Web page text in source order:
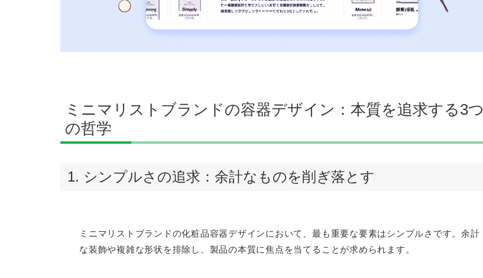
ミニマリストブランドの容器デザイン：本質を追求する3つ
の哲学
1. シンプルさの追求：余計なものを削ぎ落とす
ミニマリストブランドの化粧品容器デザインにおいて、最も重要な要素はシンプルさです。余計
な装飾や複雑な形状を排除し、製品の本質に焦点を当てることが求められます。